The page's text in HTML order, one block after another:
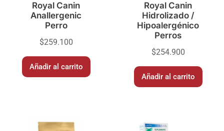
Royal Canin
Anallergenic
Perro
$259.100
Añadir al carrito
Royal Canin
Hidrolizado /
Hipoalergénico
Perros
$254.900
Añadir al carrito